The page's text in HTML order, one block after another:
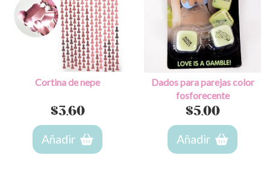
Cortina de nepe
$3.60
Añadir
Dados para parejas color
fosforecente
$5.00
Añadir